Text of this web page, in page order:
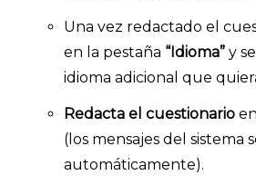
Una vez redactado el
en la pestaña “Idioma” y
idioma adicional que
Redacta el cuestionario
(los mensajes del sistema
automáticamente).